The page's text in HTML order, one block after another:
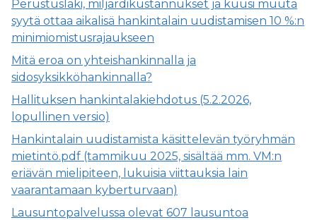
Perustuslaki, miljardikustannukset ja kuusi muuta
syytä ottaa aikalisä hankintalain uudistamisen 10 %:n
minimiomistusrajaukseen
Mitä eroa on yhteishankinnalla ja
sidosyksikköhankinnalla?
Hallituksen hankintalakiehdotus (5.2.2026,
lopullinen versio)
Hankintalain uudistamista käsittelevän työryhmän
mietintö.pdf (tammikuu 2025, sisältää mm. VM:n
eriävän mielipiteen, lukuisia viittauksia lain
vaarantamaan kyberturvaan)
Lausuntopalvelussa olevat 607 lausuntoa